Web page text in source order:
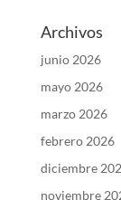
Archivos
junio 2026
mayo 2026
marzo 2026
febrero 2026
diciembre
noviembre